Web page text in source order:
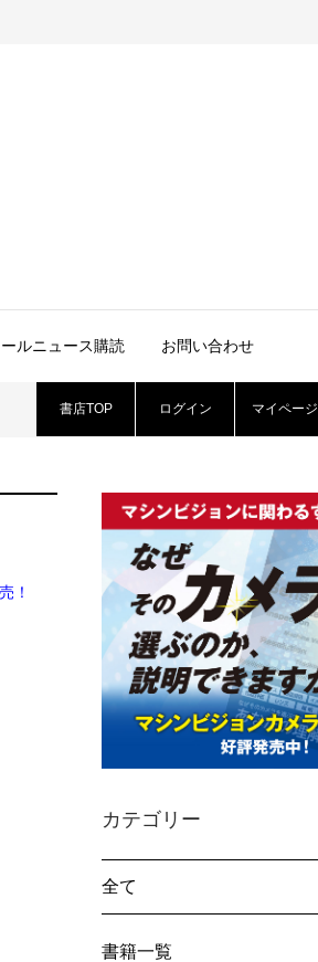
ールニュース購読 お問い合わせ
書店TOP ログイン マイページ
！
カテゴリー
全て
書籍一覧